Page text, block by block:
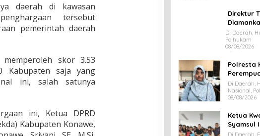
daerah di kawasan
tersebut
pemerintah daerah
skor 3.53
Kabupaten saja yang
ini, salah satunya
ini, Ketua DPRD
Kabupaten Konawe,
Direktur
Kasus
Umrah
Di Daerah,
Polhukam
08/08/2026
Polresta
Proyek,
Juta
Di Daerah,
Nasional,
08/08/2026
Ketua
Syamsul
Di Daerah,